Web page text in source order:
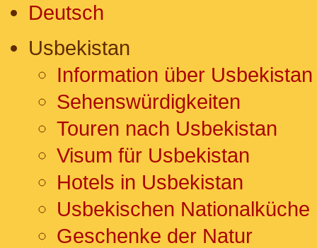
Deutsch
Usbekistan
Information über Usbekistan
Sehenswürdigkeiten
Touren nach Usbekistan
Visum für Usbekistan
Hotels in Usbekistan
Usbekischen Nationalküche
Geschenke der Natur